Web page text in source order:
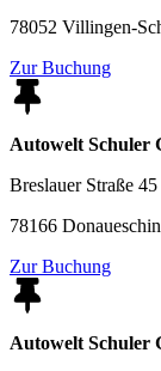
78052 Villingen-
Zur Buchung
Autowelt Schuler
Breslauer Straße 45
78166
Zur Buchung
Autowelt Schuler